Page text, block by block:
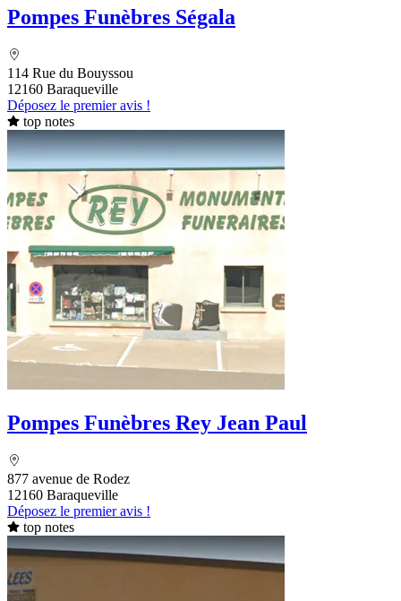
Pompes Funèbres Ségala
114 Rue du Bouyssou
12160 Baraqueville
Déposez le premier avis !
top notes
Pompes Funèbres Rey Jean Paul
877 avenue de Rodez
12160 Baraqueville
Déposez le premier avis !
top notes